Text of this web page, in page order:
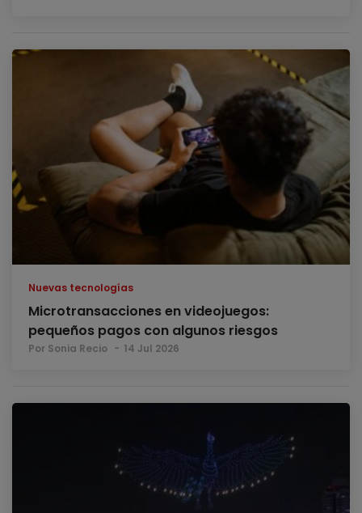
Nuevas tecnologías
Microtransacciones en videojuegos:
pequeños pagos con algunos riesgos
Por Sonia Recio 14 Jul 2026